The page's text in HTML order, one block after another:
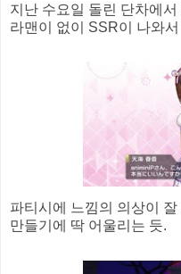
지난 수요일 돌린 단차에
라맨이 없이 SSR이 나와
파티시에 느낌의 의상이
만들기에 딱 어울리는 듯.